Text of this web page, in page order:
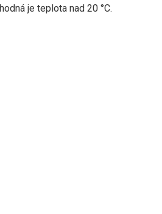
je teplota nad 20 °C.